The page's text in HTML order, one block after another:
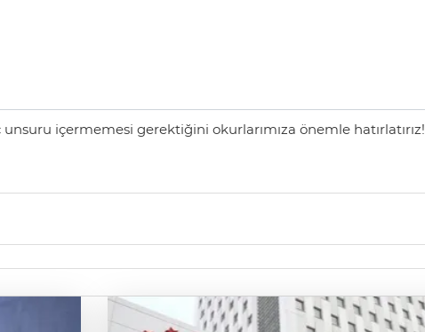
içermemesi gerektiğini okurlarımıza önemle hatırlatırız!